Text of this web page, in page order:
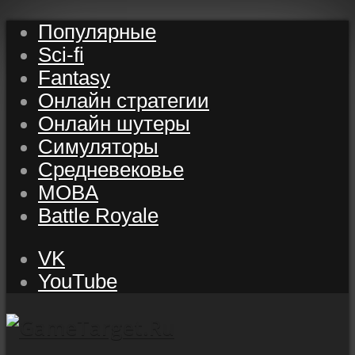
Популярные
Sci-fi
Fantasy
Онлайн стратегии
Онлайн шутеры
Симуляторы
Средневековье
MOBA
Battle Royale
VK
YouTube